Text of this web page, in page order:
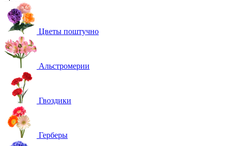
Цветы поштучно
Альстромерии
Гвоздики
Герберы